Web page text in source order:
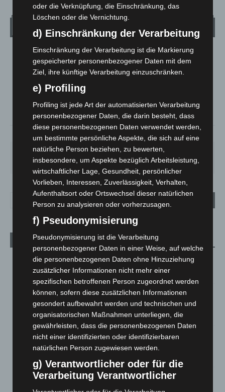
LANGENHAGEN
Überwiegend Bewölkt
22.2°
1.3m/s 72%
MO.
27°
DI.
25 °
MI.
26°
DO.
30° 34°
Aktuelle Beiträge
M’era Luna 2026: 25.000 Fans feiern in Hildesheim
10. August 2026
Kunst trifft Weingenuss: Barbara-Susann Mehring zeigt ihre
Werke im Jacques’ Wein-Depot Isernhagen
8. August 2026
A2: Zweite Turbobaustelle startet zwischen Hannover-West
und Bothfeld
Niedersachsen: Feuerwehrkräfte kehren nach
oder die Verknüpfung, die Einschränkung, das
Löschen oder die Vernichtung.
d) Einschränkung der Verarbeitung
Einschränkung der Verarbeitung ist die Markierung
gespeicherter personenbezogener Daten mit dem
Ziel, ihre künftige Verarbeitung einzuschränken.
e) Profiling
Profiling ist jede Art der automatisierten Verarbeitung
personenbezogener Daten, die darin besteht, dass
diese personenbezogenen Daten verwendet werden,
um bestimmte persönliche Aspekte, die sich auf eine
natürliche Person beziehen, zu bewerten,
insbesondere, um Aspekte bezüglich Arbeitsleistung,
wirtschaftlicher Lage, Gesundheit, persönlicher
Vorlieben, Interessen, Zuverlässigkeit, Verhalten,
Aufenthaltsort oder Ortswechsel dieser natürlichen
Person zu analysieren oder vorherzusagen.
f) Pseudonymisierung
Pseudonymisierung ist die Verarbeitung
personenbezogener Daten in einer Weise, auf welche
die personenbezogenen Daten ohne Hinzuziehung
zusätzlicher Informationen nicht mehr einer
spezifischen betroffenen Person zugeordnet werden
können, sofern diese zusätzlichen Informationen
gesondert aufbewahrt werden und technischen und
organisatorischen Maßnahmen unterliegen, die
gewährleisten, dass die personenbezogenen Daten
nicht einer identifizierten oder identifizierbaren
natürlichen Person zugewiesen werden.
g) Verantwortlicher oder für die
Verarbeitung Verantwortlicher